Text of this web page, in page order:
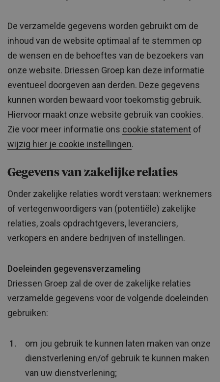
De verzamelde gegevens worden gebruikt om de
inhoud van de website optimaal af te stemmen op
de wensen en de behoeftes van de bezoekers van
onze website. Driessen Groep kan deze informatie
eventueel doorgeven aan derden. Deze gegevens
kunnen worden bewaard voor toekomstig gebruik.
Hiervoor maakt onze website gebruik van cookies.
Zie voor meer informatie ons cookie statement of
wijzig hier je cookie instellingen.
Gegevens van zakelijke relaties
Onder zakelijke relaties wordt verstaan: werknemers
of vertegenwoordigers van (potentiële) zakelijke
relaties, zoals opdrachtgevers, leveranciers,
verkopers en andere bedrijven of instellingen.
Doeleinden gegevensverzameling
Driessen Groep zal de over de zakelijke relaties
verzamelde gegevens voor de volgende doeleinden
gebruiken:
om jou gebruik te kunnen laten maken van onze
dienstverlening en/of gebruik te kunnen maken
van uw dienstverlening;